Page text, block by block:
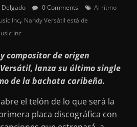
Delgado 0 Comments
Al ritmo
Inc, Nandy Versátil está de
Inc
compositor de origen
lanza su último single
de la bachata caribeña.
el telón de lo que será la
placa discográfica con